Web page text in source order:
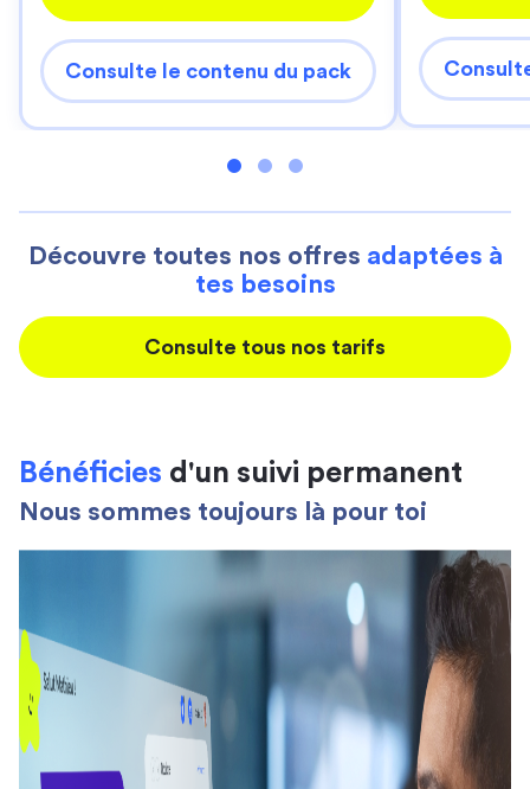
Consulte le contenu du pack
Découvre toutes nos offres adaptées à
tes besoins
Consulte tous nos tarifs
Bénéficies d'un suivi permanent
Nous sommes toujours là pour toi